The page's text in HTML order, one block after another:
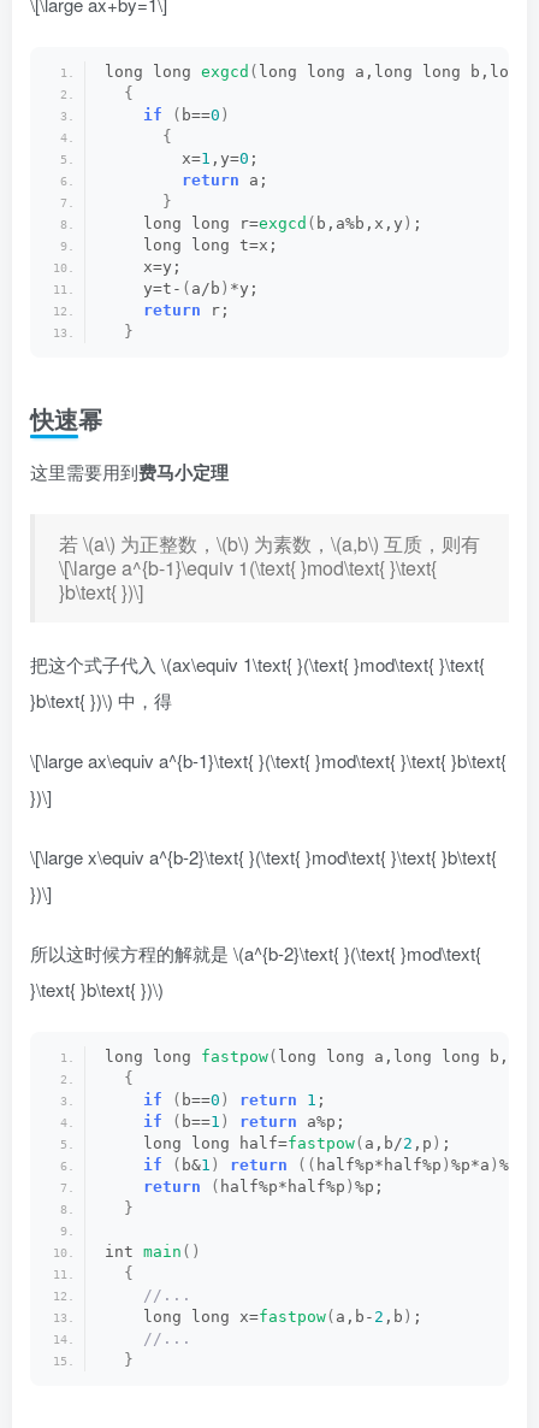
long long exgcd ( long long a,long long b,long
{
if
( b==0 )
{
        x=
1 ,y=0 ;
return a;
}
    long long r=
exgcd ( b,a%b,x,y ) ;
    long long t=x;
    x=y;
    y=t-
( a/b ) *y;
return r;
}
快速幂
这里需要用到费马小定理
若\(a\) 为正整数， \(b\) 为素数， \(a,b\) 互质，则有
\[\large a^{b-1}\equiv 1(\text{ }mod\text{ }\text{
}b\text{ })\]
把这个式子代入 \(ax\equiv 1\text{ }(\text{ }mod\text{ }\text{
}b\text{ })\) 中，得
\[\large ax\equiv a^{b-1}\text{ }(\text{ }mod\text{ }\text{ }b\text{
})\]
\[\large x\equiv a^{b-2}\text{ }(\text{ }mod\text{ }\text{ }b\text{
})\]
所以这时候方程的解就是 \(a^{b-2}\text{ }(\text{ }mod\text{
}\text{ }b\text{ })\)
long long fastpow( long long a,long long
{
if
( b==0 ) return 1 ;
if
( b==1 ) return a%p;
    long long half=
fastpow( a,b/2 ,p ) ;
if
( b&1 ) return (( half%p*half%p ) %p*a ) %p;
return
( half%p*half%p ) %p;
}
int main ()
{
//...
    long long x=
fastpow( a,b- 2 ,b ) ;
//...
}